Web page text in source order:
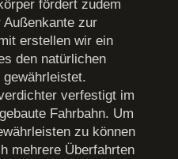
fördert zudem
Außenkante zur
erstellen wir ein
den natürlichen
verfestigt im
Fahrbahn. Um
zu können
mehrere Überfahrten